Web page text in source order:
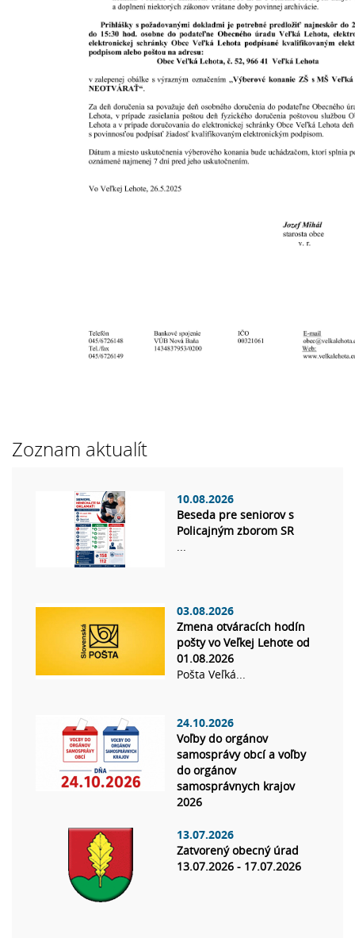
Zoznam aktualít
10.08.2026
Beseda pre seniorov s
Policajným zborom SR
...
03.08.2026
Zmena otváracích hodín
pošty vo Veľkej Lehote od
01.08.2026
Pošta Veľká...
24.10.2026
Voľby do orgánov
samosprávy obcí a voľby
do orgánov
samosprávnych krajov
2026
13.07.2026
Zatvorený obecný úrad
13.07.2026 - 17.07.2026